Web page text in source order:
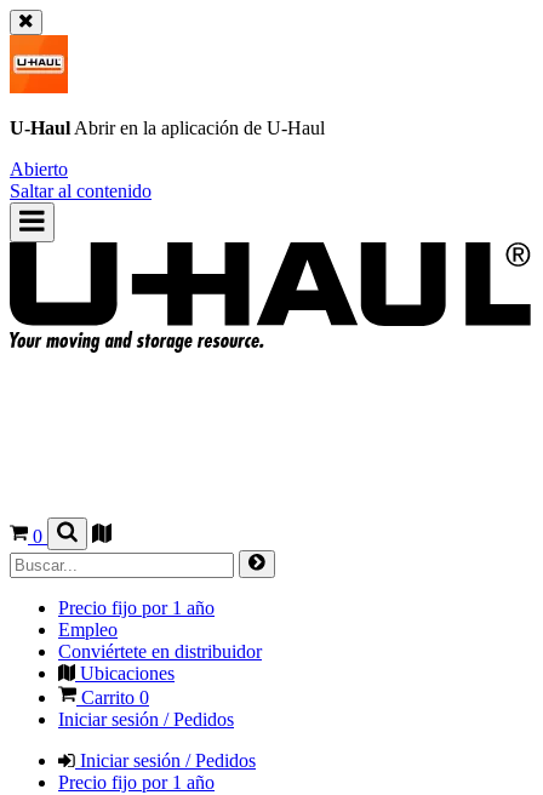
U-Haul Abrir en la aplicación de U-Haul
Abierto
Saltar al contenido
0
Precio fijo por 1 año
Empleo
Conviértete en distribuidor
Ubicaciones
Carrito 0
Iniciar sesión / Pedidos
Iniciar sesión / Pedidos
Precio fijo por 1 año